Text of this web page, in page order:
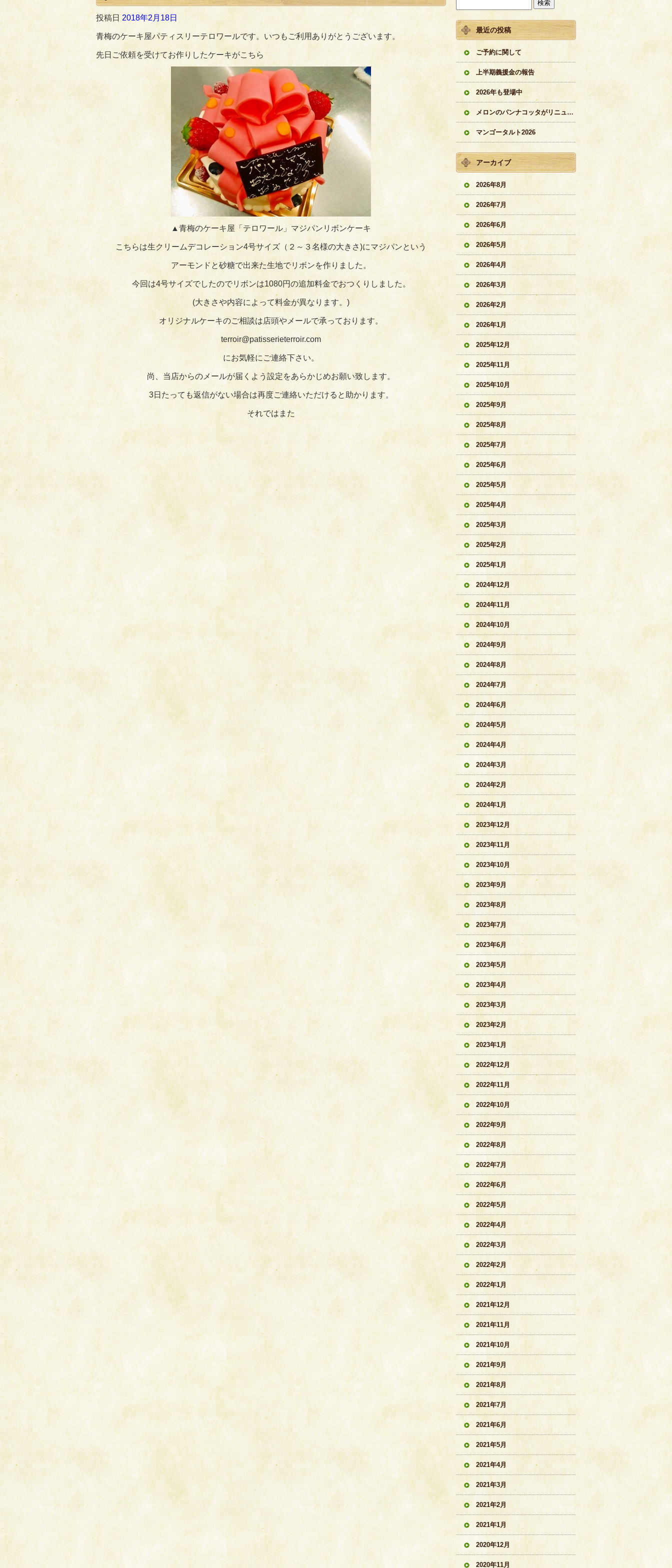
投稿日 2018年2月18日
青梅のケーキ屋パティスリーテロワールです。いつもご利用ありがとうございます。
先日ご依頼を受けてお作りしたケーキがこちら
▲青梅のケーキ屋「テロワール」マジパンリボンケーキ
こちらは生クリームデコレーション4号サイズ（２～３名様の大きさ)にマジパンという
アーモンドと砂糖で出来た生地でリボンを作りました。
今回は4号サイズでしたのでリボンは1080円の追加料金でおつくりしました。
(大きさや内容によって料金が異なります。)
オリジナルケーキのご相談は店頭やメールで承っております。
terroir@patisserieterroir.com
にお気軽にご連絡下さい。
尚、当店からのメールが届くよう設定をあらかじめお願い致します。
3日たっても返信がない場合は再度ご連絡いただけると助かります。
それではまた
最近の投稿
ご予約に関して
上半期義援金の報告
2026年も登場中
メロンのパンナコッタがリニューアル
マンゴータルト2026
アーカイブ
2026年8月
2026年7月
2026年6月
2026年5月
2026年4月
2026年3月
2026年2月
2026年1月
2025年12月
2025年11月
2025年10月
2025年9月
2025年8月
2025年7月
2025年6月
2025年5月
2025年4月
2025年3月
2025年2月
2025年1月
2024年12月
2024年11月
2024年10月
2024年9月
2024年8月
2024年7月
2024年6月
2024年5月
2024年4月
2024年3月
2024年2月
2024年1月
2023年12月
2023年11月
2023年10月
2023年9月
2023年8月
2023年7月
2023年6月
2023年5月
2023年4月
2023年3月
2023年2月
2023年1月
2022年12月
2022年11月
2022年10月
2022年9月
2022年8月
2022年7月
2022年6月
2022年5月
2022年4月
2022年3月
2022年2月
2022年1月
2021年12月
2021年11月
2021年10月
2021年9月
2021年8月
2021年7月
2021年6月
2021年5月
2021年4月
2021年3月
2021年2月
2021年1月
2020年12月
2020年11月